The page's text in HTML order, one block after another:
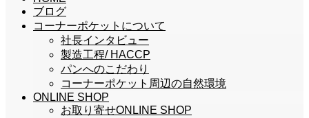
ブログ
コーナーポケットについて
社長インタビュー
製造工程/ HACCP
パンへのこだわり
コーナーポケット周辺の自然環境
ONLINE SHOP
お取り寄せONLINE SHOP